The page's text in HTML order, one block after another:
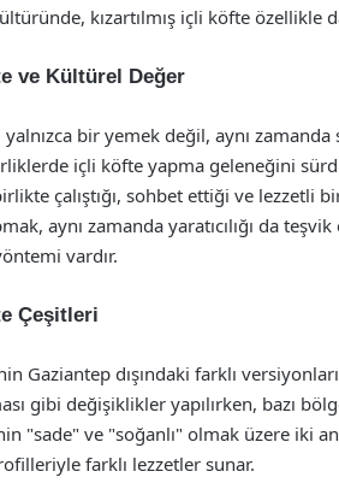
kızartılmış içli köfte özellikle
ve Kültürel Değer
bir yemek değil, aynı
içli köfte yapma geleneğini
çalıştığı, sohbet ettiği ve lezzetli
aynı zamanda yaratıcılığı da
vardır.
Çeşitleri
Gaziantep dışındaki farklı
gibi değişiklikler yapılırken, bazı
"sade" ve "soğanlı" olmak üzere iki
farklı lezzetler sunar.